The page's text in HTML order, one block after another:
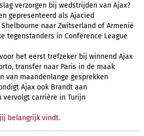
verzorgen bij wedstrijden van Ajax?
gepresenteerd als Ajacied
naar Zwitserland of Armenië
tegenstanders in Conference League
het eerst trefzeker bij winnend Ajax
transfer naar Paris in de maak
van maandenlange gesprekken
Ajax ook Brandt aan
vervolgt carrière in Turijn
belangrijk vindt.